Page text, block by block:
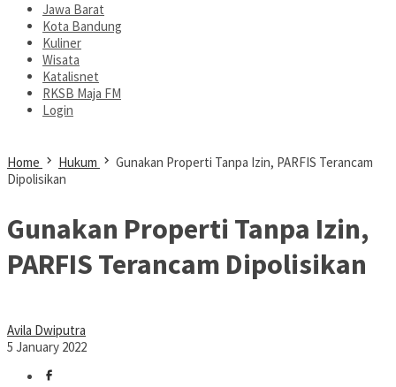
Jawa Barat
Kota Bandung
Kuliner
Wisata
Katalisnet
RKSB Maja FM
Login
Home Hukum
Gunakan Properti Tanpa Izin, PARFIS Terancam
Dipolisikan
Gunakan Properti Tanpa Izin,
PARFIS Terancam Dipolisikan
Avila Dwiputra
5 January 2022